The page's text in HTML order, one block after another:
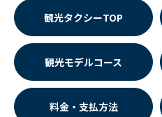
観光タクシーTOP
観光モデルコース
料金・支払方法